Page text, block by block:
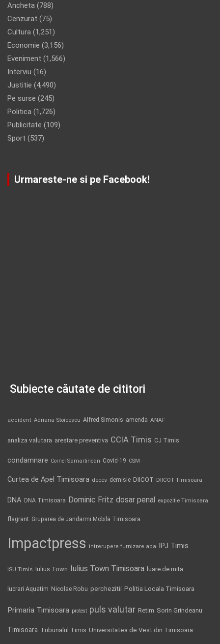
Ancheta (788)
Cenzurat (75)
Cultura (1,251)
Economie (3,156)
Eveniment (1,566)
Interviu (16)
Justitie (4,490)
Pe surse (245)
Politica (1,726)
Publicitate (109)
Sport (537)
Urmareste-ne si pe Facebook!
Subiecte căutate de cititori
accident Adriana Stoicescu Alfred Simonis amenda ANAF
analiza valutara arestare preventiva CCIA Timis CJ Timis
condamnare Cornel Samartinean Covid-19 CSM
Curtea de Apel Timisoara deces demisie DIICOT DIICOT Timisoara
DNA DNA Timisoara Dominic Fritz dosar penal expozitie Timisoara
flagrant Gruparea de Jandarmi Mobila Timisoara
Impactpress intrerupere furnizare apa IPJ Timis
ISU Timis Iulius Town Iulius Town Timisoara luare de mita
lucrari Aquatim Nicolae Robu perchezitii Politia Locala Timisoara
Primaria Timisoara protest puls valutar Retim Sorin Grindeanu
Timisoara Tribunalul Timis Universitatea de Vest din Timisoara